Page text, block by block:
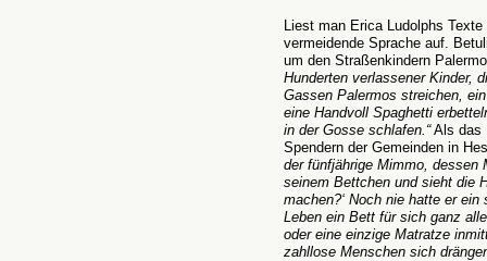
Liest man Erica Ludolphs
vermeidende Sprache auf.
um den Straßenkindern
Hunderten verlassener Kinder,
Gassen Palermos streichen,
eine Handvoll Spaghetti
in der Gosse schlafen.“Als das
Spendern der Gemeinden in
der fünfjährige Mimmo, dessen
seinem Bettchen und sieht die
machen?‘ Noch nie hatte er
Leben ein Bett für sich ganz
oder eine einzige Matratze
zahllose Menschen sich